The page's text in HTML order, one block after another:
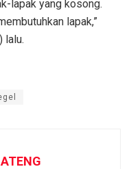
lapak yang kosong.
lapak,”
lalu.